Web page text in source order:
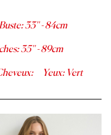
Buste:33''- 84cm
:35''-89cm
: Yeux: Vert